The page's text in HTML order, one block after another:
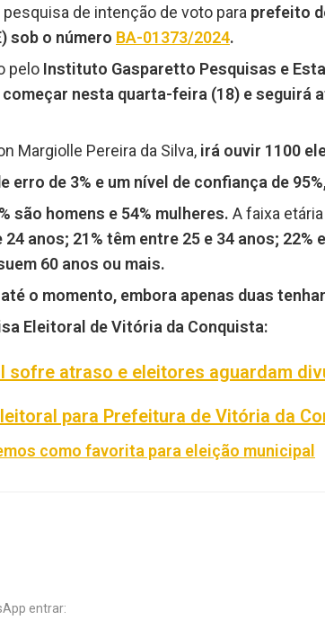
de intenção de voto para prefeito
sob o número BA-01373/2024.
pelo Instituto Gasparetto Pesquisas e
nesta quarta-feira (18) e seguirá
Margiolle Pereira da Silva, irá ouvir 1100
erro de 3% e um nível de confiança de
são homens e 54% mulheres. A faixa
24 anos; 21% têm entre 25 e 34 anos; 22%
60 anos ou mais.
o momento, embora apenas duas
Eleitoral de Vitória da Conquista:
sofre atraso e eleitores aguardam
para Prefeitura de Vitória da
como favorita para eleição municipal
entrar: